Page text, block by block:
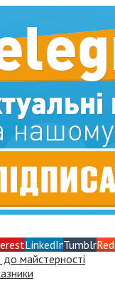
LinkedInTumblr
до майстерності